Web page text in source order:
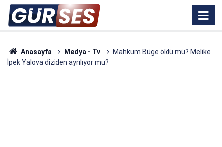
Anasayfa Medya - Tv
Mahkum Büge öldü mü? Melike
İpek Yalova diziden ayrılıyor mu?